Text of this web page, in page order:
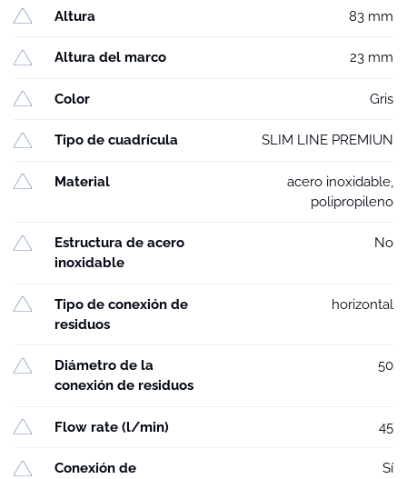
Altura 83 mm
Altura del marco 23 mm
Color Gris
Tipo de cuadrícula SLIM LINE PREMIUN
Material
acero inoxidable,
polipropileno
Estructura de acero
inoxidable
No
Tipo de conexión de
residuos
horizontal
Diámetro de la
conexión de residuos
50
Flow rate (l/min) 45
Conexión de
Sí